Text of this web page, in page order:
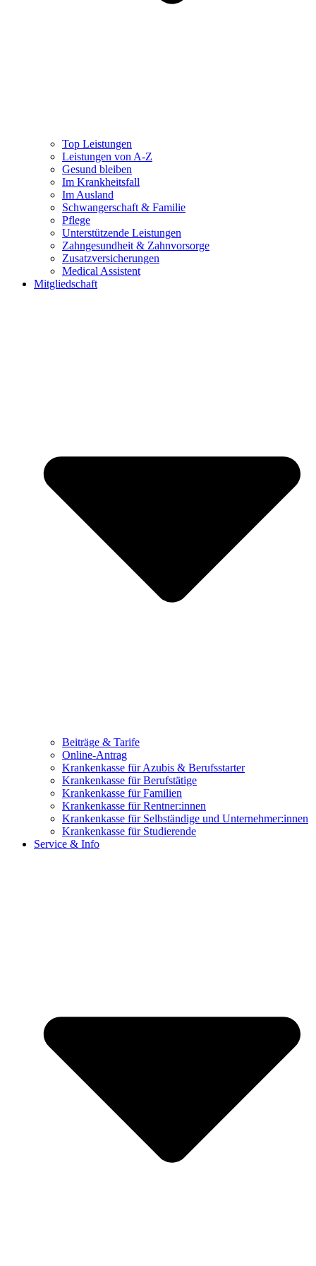
Top Leistungen
Leistungen von A-Z
Gesund bleiben
Im Krankheitsfall
Im Ausland
Schwangerschaft & Familie
Pflege
Unterstützende Leistungen
Zahngesundheit & Zahnvorsorge
Zusatzversicherungen
Medical Assistent
Mitgliedschaft
Beiträge & Tarife
Online-Antrag
Krankenkasse für Azubis & Berufsstarter
Krankenkasse für Berufstätige
Krankenkasse für Familien
Krankenkasse für Rentner:innen
Krankenkasse für Selbständige und Unternehmer:innen
Krankenkasse für Studierende
Service & Info